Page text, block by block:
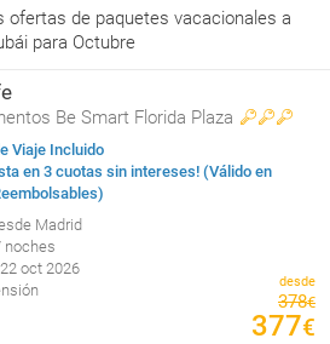
ofertas de paquetes vacacionales a
para Octubre
Be Smart Florida Plaza
Viaje Incluido
en 3 cuotas sin intereses! (Válido en
Madrid
noches
oct 2026
desde
378€
377€